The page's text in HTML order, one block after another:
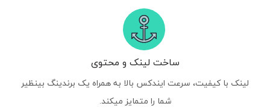
ساخت لینک و محتوی
لینک با کیفیت، سرعت ایندکس بالا به همراه یک برندینگ بینظیر
شما را متمایز میکند.